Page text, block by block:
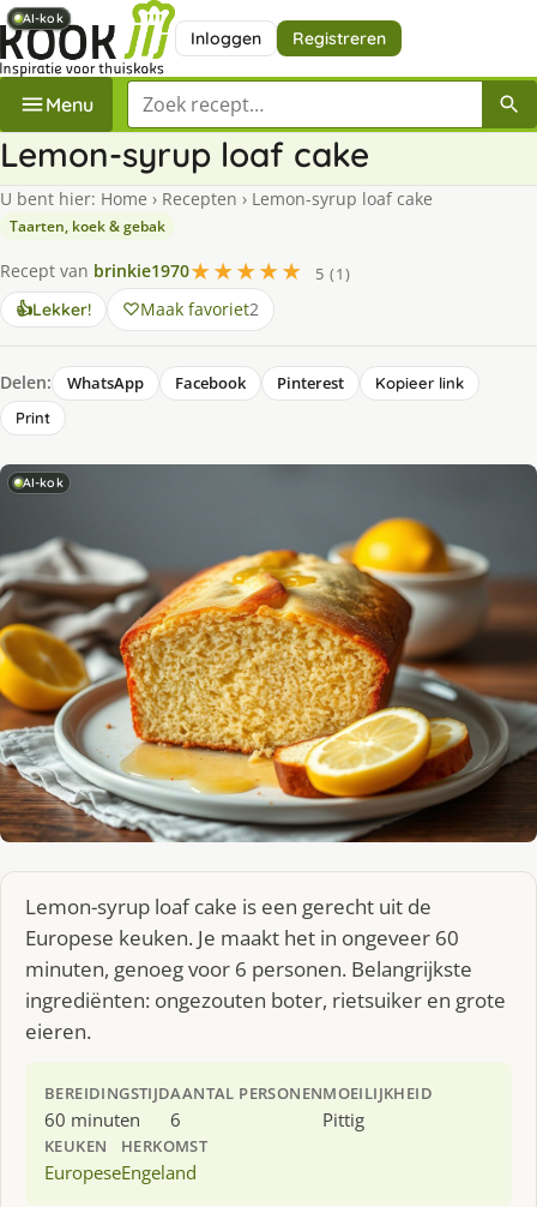
Inloggen Registreren
Menu Zoek een recept
Lemon-syrup loaf cake
U bent hier: Home › Recepten › Lemon-syrup loaf cake
Taarten, koek & gebak
Recept van brinkie1970★★★★★
5 (1)
👍Lekker! Maak favoriet2
Delen: WhatsApp Facebook Pinterest
Kopieer link
Print
AI-kok
Lemon-syrup loaf cake is een gerecht uit de
Europese keuken. Je maakt het in ongeveer 60
minuten, genoeg voor 6 personen. Belangrijkste
ingrediënten: ongezouten boter, rietsuiker en grote
eieren.
BEREIDINGSTIJD
60 minuten
AANTAL PERSONEN
6
MOEILIJKHEID
Pittig
KEUKEN
Europese
HERKOMST
Engeland
AI-kok
AI-kok
AI-kok
AI-kok